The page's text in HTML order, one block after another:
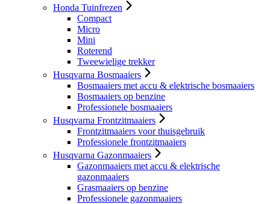
Honda Tuinfrezen
Compact
Micro
Mini
Roterend
Tweewielige trekker
Husqvarna Bosmaaiers
Bosmaaiers met accu & elektrische bosmaaiers
Bosmaaiers op benzine
Professionele bosmaaiers
Husqvarna Frontzitmaaiers
Frontzitmaaiers voor thuisgebruik
Professionele frontzitmaaiers
Husqvarna Gazonmaaiers
Gazonmaaiers met accu & elektrische
gazonmaaiers
Grasmaaiers op benzine
Professionele gazonmaaiers